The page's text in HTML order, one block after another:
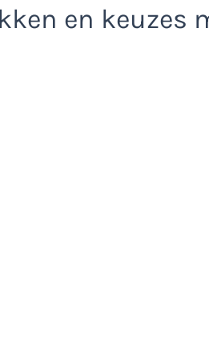
en keuzes